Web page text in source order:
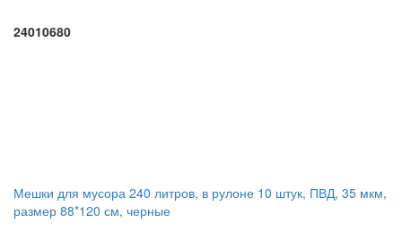
24010680
Мешки для мусора 240 литров, в рулоне 10 штук, ПВД, 35 мкм,
размер 88*120 см, черные